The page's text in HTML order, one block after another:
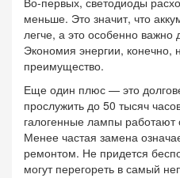
меньше. Это значит, что
легче, а это особенно важно
Экономия энергии, конечно,
преимущество.
Еще один плюс — это
прослужить до 50 тысяч
галогенные лампы работают
Менее частая замена
ремонтом. Не придется
могут перегореть в самый